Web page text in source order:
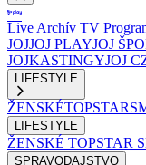
Live Archív TV
JOJJOJ PLAYJOJ
JOJKASTINGYJOJ
LIFESTYLE
ŽENSKÉTOPSTAR
LIFESTYLE
ŽENSKÉ TOPSTAR
SPRAVODAJSTVO